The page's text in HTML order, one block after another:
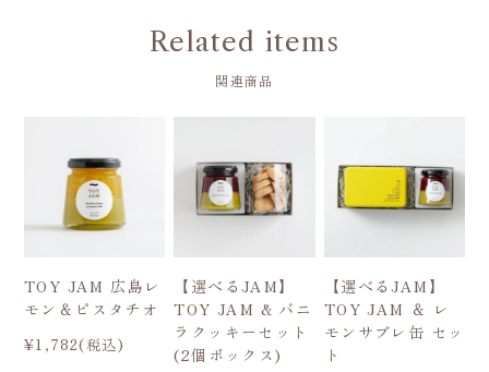
Related items
関連商品
TOY JAM 広島レ
モン＆ピスタチオ
¥1,782(税込)
【選べるJAM】
TOY JAM & バニ
ラクッキーセット
(2個ボックス)
【選べるJAM】
TOY JAM ＆ レ
モンサブレ缶 セッ
ト